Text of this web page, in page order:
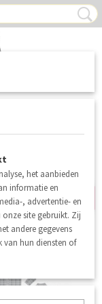
het aanbieden
informatie en
, advertentie- en
site gebruikt. Zij
andere gegevens
van hun diensten of